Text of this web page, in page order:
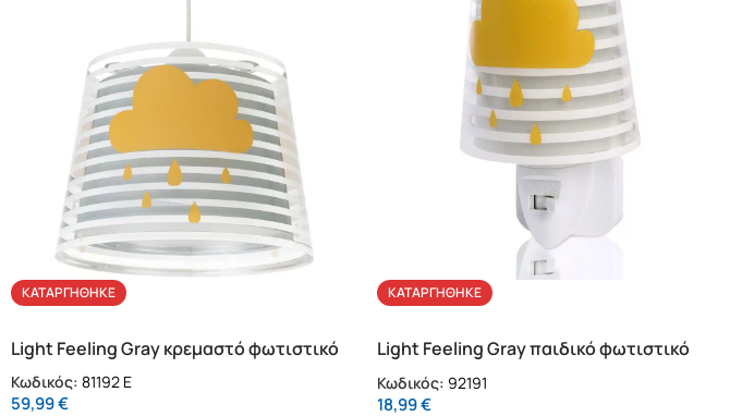
ΚΑΤΑΡΓΉΘΗΚΕ
Light Feeling Gray κρεμαστό φωτιστικό
Κωδικός: 81192 E
59,99€
ΚΑΤΑΡΓΉΘΗΚΕ
Light Feeling Gray παιδικό φωτιστικό
νύκτας πρίζας LED
Κωδικός: 92191
18,99€